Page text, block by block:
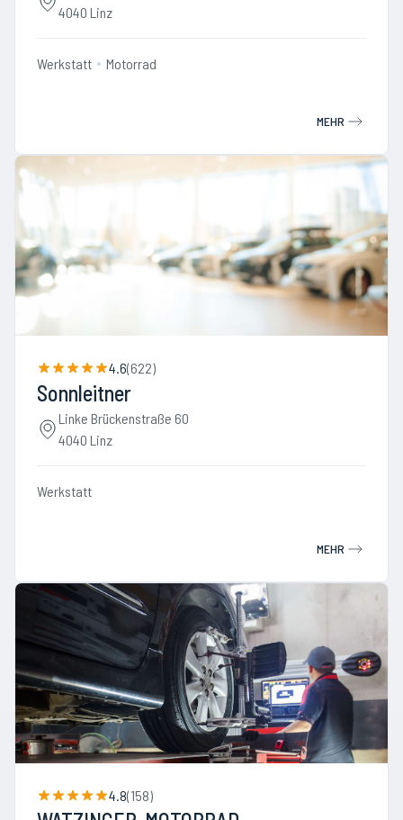
4040 Linz
Werkstatt Motorrad
MEHR
4.6(622)
Sonnleitner
Linke Brückenstraße 60
4040 Linz
Werkstatt
MEHR
4.8(158)